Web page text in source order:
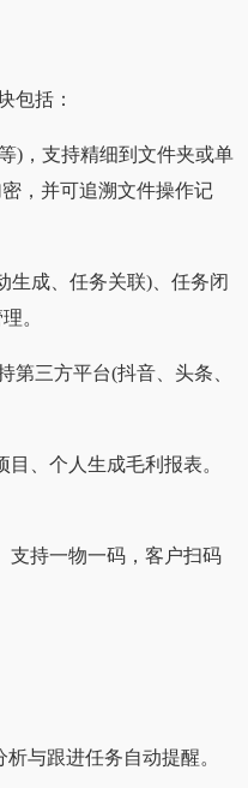
包括：
)，支持精细到文件夹或单
，并可追溯文件操作记
生成、任务关联)、任务闭
。
三方平台(抖音、头条、
、个人生成毛利报表。
支持一物一码，客户扫码
与跟进任务自动提醒。